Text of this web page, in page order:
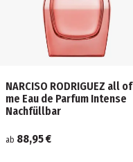
NARCISO RODRIGUEZ all of
me Eau de Parfum Intense
Nachfüllbar
ab 88,95 €